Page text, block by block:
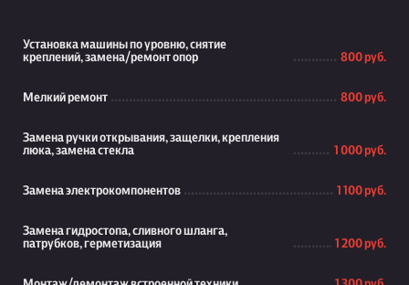
Установка машины по уровню, снятие
креплений, замена/ремонт опор
800 руб.
Мелкий ремонт 800 руб.
Замена ручки открывания, защелки, крепления
люка, замена стекла
1 000 руб.
Замена электрокомпонентов 1 100 руб.
Замена гидростопа, сливного шланга,
патрубков, герметизация
1 200 руб.